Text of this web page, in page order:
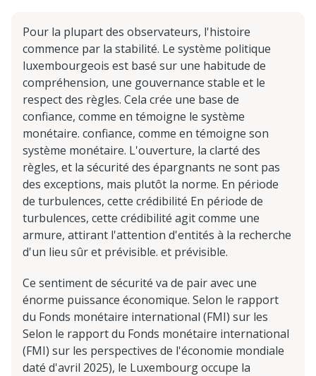
Pour la plupart des observateurs, l'histoire
commence par la stabilité. Le système politique
luxembourgeois est basé sur une habitude de
compréhension, une gouvernance stable et le
respect des règles. Cela crée une base de
confiance, comme en témoigne le système
monétaire. confiance, comme en témoigne son
système monétaire. L'ouverture, la clarté des
règles, et la sécurité des épargnants ne sont pas
des exceptions, mais plutôt la norme. En période
de turbulences, cette crédibilité En période de
turbulences, cette crédibilité agit comme une
armure, attirant l'attention d'entités à la recherche
d'un lieu sûr et prévisible. et prévisible.
Ce sentiment de sécurité va de pair avec une
énorme puissance économique. Selon le rapport
du Fonds monétaire international (FMI) sur les
Selon le rapport du Fonds monétaire international
(FMI) sur les perspectives de l'économie mondiale
daté d'avril 2025), le Luxembourg occupe la